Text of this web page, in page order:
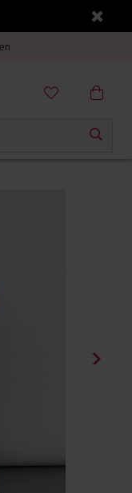
vanaf €75,-
vanaf €75,-